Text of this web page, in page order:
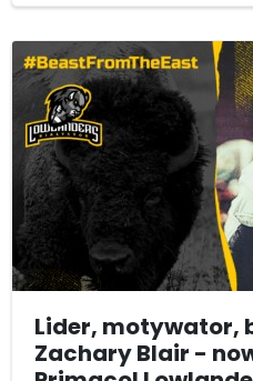
Lider, motywator,
Zachary Blair -